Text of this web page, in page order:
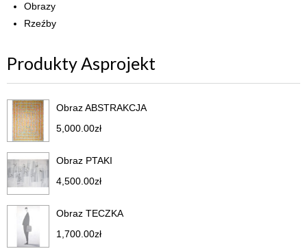
Obrazy
Rzeźby
Produkty Asprojekt
Obraz ABSTRAKCJA
5,000.00zł
Obraz PTAKI
4,500.00zł
Obraz TECZKA
1,700.00zł